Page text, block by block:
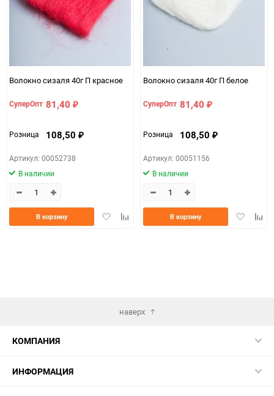
Волокно сизаля 40г П красное
СуперОпт 81,40 ₽
Розница 108,50 ₽
Артикул: 00052738
В наличии
ДобавитьДобавить
В корзину
Волокно сизаля 40г П белое
СуперОпт 81,40 ₽
Розница 108,50 ₽
Артикул: 00051156
В наличии
Добавить
В корзину
наверх
КОМПАНИЯ
ИНФОРМАЦИЯ